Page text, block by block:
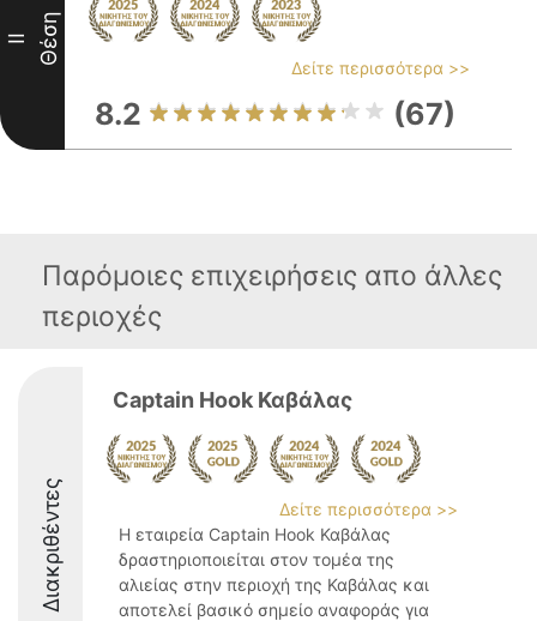
II Θέση
Δείτε περισσότερα >>
8.2 (67)
Παρόμοιες επιχειρήσεις απο άλλες
περιοχές
Διακριθέντες
Captain Hook Καβάλας
Δείτε περισσότερα >>
Η εταιρεία Captain Hook Καβάλας
δραστηριοποιείται στον τομέα της
αλιείας στην περιοχή της Καβάλας και
αποτελεί βασικό σημείο αναφοράς για